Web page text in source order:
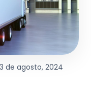
de agosto, 2024